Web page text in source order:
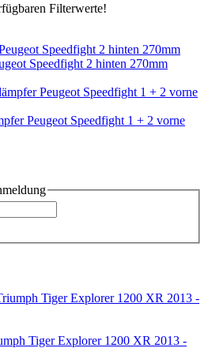
Filterwerte!
Speedfight 2 hinten 270mm
Peugeot Speedfight 1 + 2 vorne
Tiger Explorer 1200 XR 2013 -